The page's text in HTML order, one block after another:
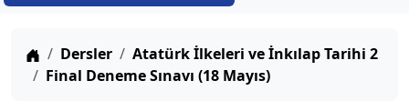
Anasayfa
Dersler
Atatürk İlkeleri ve İnkılap Tarihi 2
Final Deneme Sınavı (18 Mayıs)